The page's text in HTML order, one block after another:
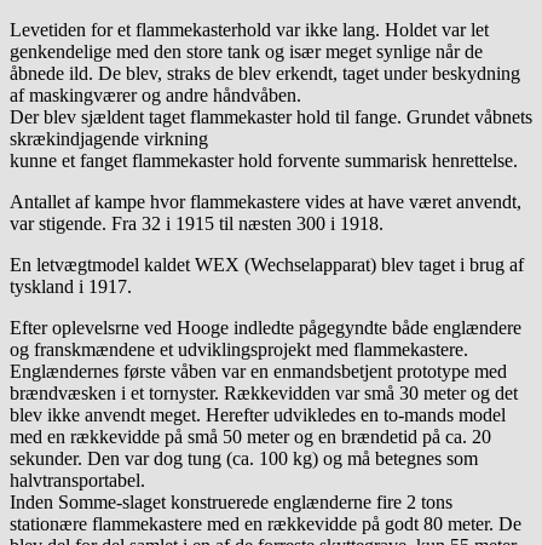
Levetiden for et flammekasterhold var ikke lang. Holdet var let
genkendelige med den store tank og især meget synlige når de
åbnede ild. De blev, straks de blev erkendt, taget under beskydning
af maskingværer og andre håndvåben.
Der blev sjældent taget flammekaster hold til fange. Grundet våbnets
skrækindjagende virkning
kunne et fanget flammekaster hold forvente summarisk henrettelse.
Antallet af kampe hvor flammekastere vides at have været anvendt,
var stigende. Fra 32 i 1915 til næsten 300 i 1918.
En letvægtmodel kaldet WEX (Wechselapparat) blev taget i brug af
tyskland i 1917.
Efter oplevelsrne ved Hooge indledte pågegyndte både englændere
og franskmændene et udviklingsprojekt med flammekastere.
Englændernes første våben var en enmandsbetjent prototype med
brændvæsken i et tornyster. Rækkevidden var små 30 meter og det
blev ikke anvendt meget. Herefter udvikledes en to-mands model
med en rækkevidde på små 50 meter og en brændetid på ca. 20
sekunder. Den var dog tung (ca. 100 kg) og må betegnes som
halvtransportabel.
Inden Somme-slaget konstruerede englænderne fire 2 tons
stationære flammekastere med en rækkevidde på godt 80 meter. De